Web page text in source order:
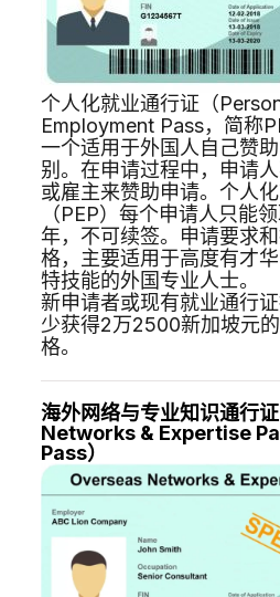
个人化就业通行证（
Employment Pass，简称
一个适用于外国人自己赞
别。在申请过程中，申请
或雇主来赞助申请。个人
（PEP）每个申请人只能
年，不可续签。申请要求
格，主要适用于高度有才
特技能的外国专业人士。
新申请者或现有就业通行
少获得2万2500新加坡元
格。
海外网络与专业知识通行
Networks & Expertise
Pass）